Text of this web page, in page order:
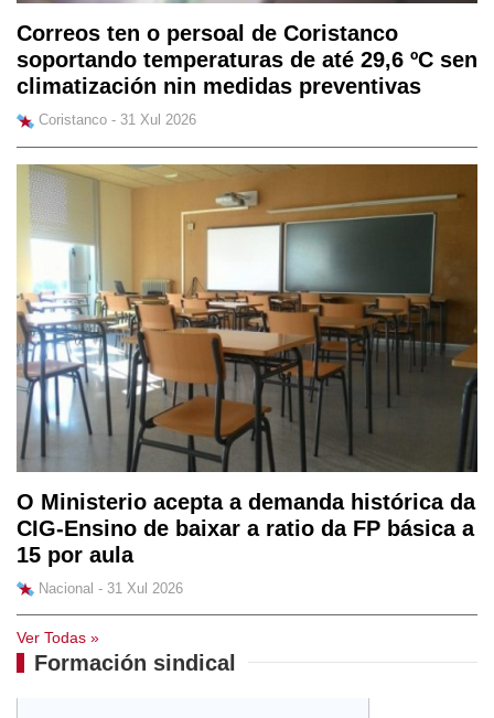
Correos ten o persoal de Coristanco
soportando temperaturas de até 29,6 ºC sen
climatización nin medidas preventivas
Coristanco - 31 Xul 2026
O Ministerio acepta a demanda histórica da
CIG-Ensino de baixar a ratio da FP básica a
15 por aula
Nacional - 31 Xul 2026
Ver Todas »
Formación sindical